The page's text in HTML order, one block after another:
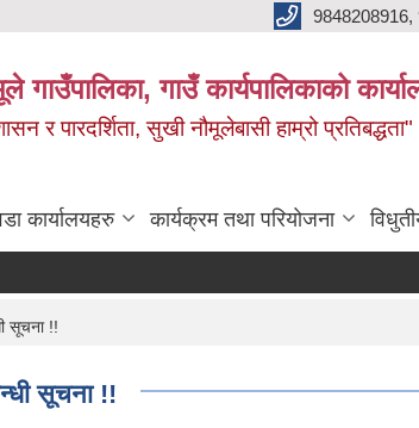
9848208916,
गाउँपालिका, गाउँ कार्यपालिकाको
र पारदर्शिता, सुखी नौमूलेबासी हाम्रो प्रतिबद्धता"
कार्यालयहरु कार्यक्रम तथा परियोजना
सूचना !!
सूचना !!